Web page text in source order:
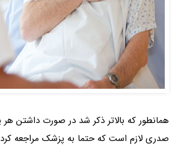
همانطور که بالاتر ذکر شد در صورت داشتن هر
صدری لازم است که حتما به پزشک مراجعه